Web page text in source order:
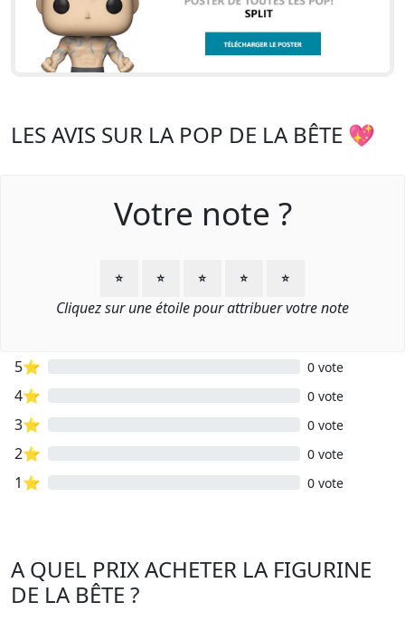
LES AVIS SUR LA POP DE LA BÊTE 💖
Votre note ?
⭐ ⭐ ⭐ ⭐ ⭐
Cliquez sur une étoile pour attribuer votre note
5⭐ 0 vote
4⭐ 0 vote
3⭐ 0 vote
2⭐ 0 vote
1⭐ 0 vote
A QUEL PRIX ACHETER LA FIGURINE
DE LA BÊTE ?